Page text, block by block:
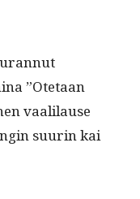
”Ote­taan
vaalilause
suurin kai